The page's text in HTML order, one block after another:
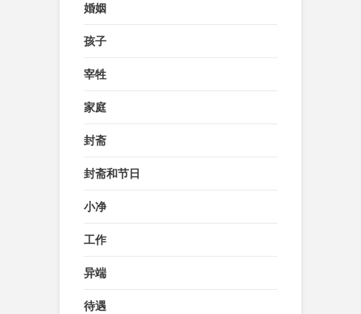
婚姻
孩子
宰牲
家庭
封斋
封斋和节日
小净
工作
异端
待遇